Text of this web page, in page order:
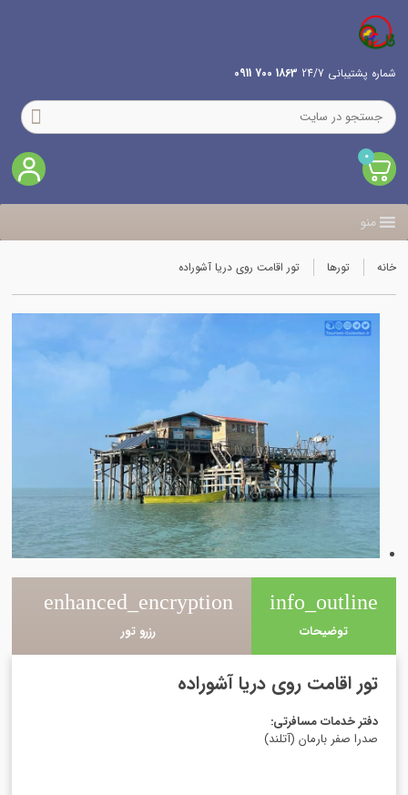
شماره پشتیبانی 24/7 1863 700 0911
0
منو
خانه تورها تور اقامت روی دریا آشوراده
info_outline
توضیحات
enhanced_encryption
رزرو تور
تور اقامت روی دریا آشوراده
دفتر خدمات مسافرتی:
صدرا صفر بارمان (آتلند)